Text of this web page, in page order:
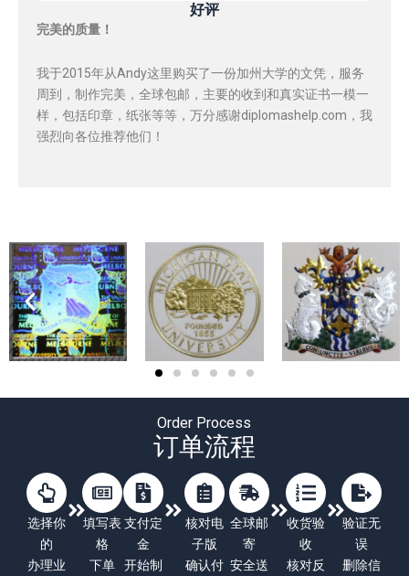
好评
完美的质量！
我于2015年从Andy这里购买了一份加州大学的文凭，服务
周到，制作完美，全球包邮，主要的收到和真实证书一模一
样，包括印章，纸张等等，万分感谢diplomashelp.com，我
强烈向各位推荐他们！
Order Process
订单流程
选择你
的
办理业
填写表
格
下单
支付定
金
开始制
核对电
子版
确认付
全球邮
寄
安全送
收货验
收
核对反
验证无
误
删除信